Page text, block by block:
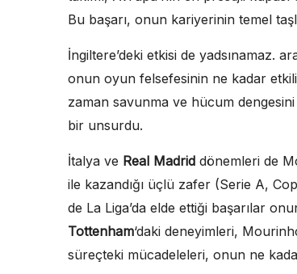
Bu başarı, onun kariyerinin temel
İngiltere’deki etkisi de yadsınamaz.
onun oyun felsefesinin ne kadar
zaman savunma ve hücum
bir unsurdu.
İtalya ve Real Madrid dönemleri de
ile kazandığı üçlü zafer (Serie A,
de La Liga’da elde ettiği başarılar
Tottenham‘daki deneyimleri,
süreçteki mücadeleleri, onun ne